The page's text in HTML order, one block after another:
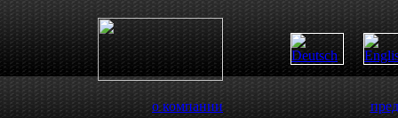
о компании